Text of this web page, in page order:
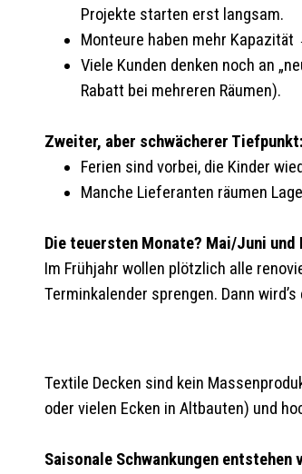
Projekte starten erst langsam.
Monteure haben mehr
Viele Kunden denken noch an
Rabatt bei mehreren Räumen).
Zweiter, aber schwächerer
Ferien sind vorbei, die Kinder
Manche Lieferanten räumen
Die teuersten Monate? Mai/Juni und
Im Frühjahr wollen plötzlich alle
Terminkalender sprengen. Dann
Textile Decken sind kein
oder vielen Ecken in Altbauten) und
Saisonale Schwankungen entstehen